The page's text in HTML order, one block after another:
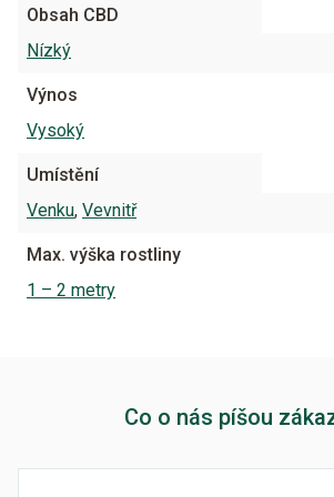
Obsah CBD
Nízký
Výnos
Vysoký
Umístění
Venku, Vevnitř
Max. výška rostliny
1 – 2 metry
Co o nás píšou